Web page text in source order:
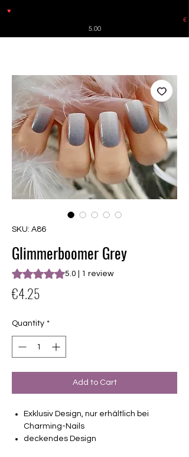
♥
€
5.00
SKU: A86
Glimmerboomer Grey
Rating is 5.0 out of five stars based on 1
5.0 | 1 review
€4.25
Quantity *
Add to Cart
Exklusiv Design, nur erhältlich bei
Charming-Nails
deckendes Design